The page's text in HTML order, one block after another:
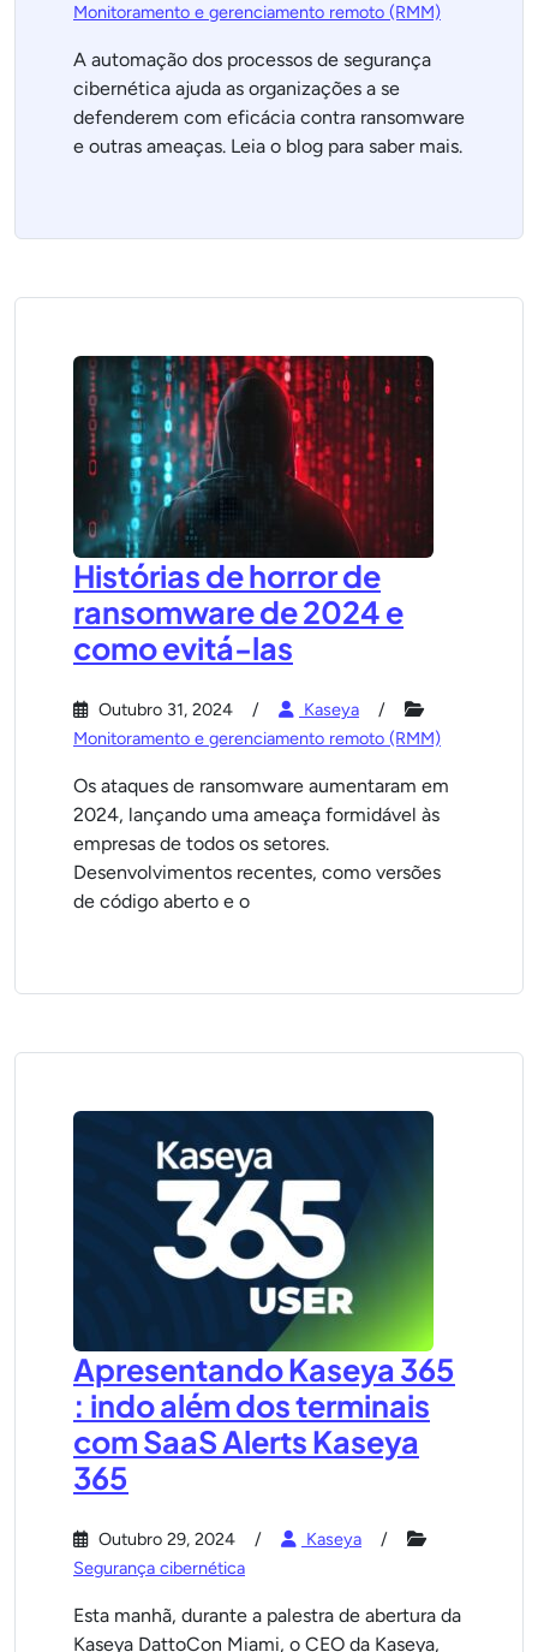
Monitoramento e gerenciamento remoto (RMM)
A automação dos processos de segurança
cibernética ajuda as organizações a se
defenderem com eficácia contra ransomware
e outras ameaças. Leia o blog para saber mais.
Histórias de horror de
ransomware de 2024 e
como evitá-las
Outubro 31, 2024
Kaseya
Monitoramento e gerenciamento remoto (RMM)
Os ataques de ransomware aumentaram em
2024, lançando uma ameaça formidável às
empresas de todos os setores.
Desenvolvimentos recentes, como versões
de código aberto e o
Apresentando Kaseya 365
: indo além dos terminais
com SaaS Alerts Kaseya
365
Outubro 29, 2024
Kaseya
Segurança cibernética
Esta manhã, durante a palestra de abertura da
Kaseya DattoCon Miami, o CEO da Kaseya,